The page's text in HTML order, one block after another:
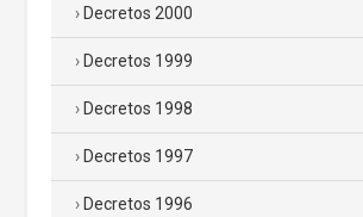
Decretos 2000
Decretos 1999
Decretos 1998
Decretos 1997
Decretos 1996